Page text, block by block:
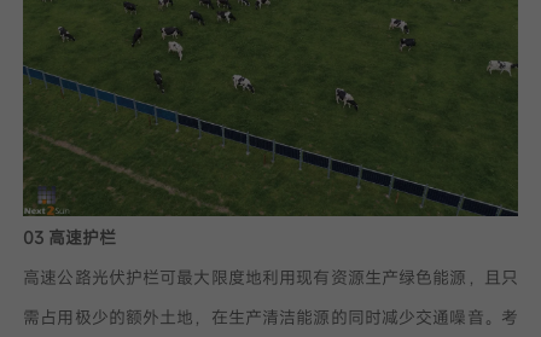
03 高速护栏
高速公路光伏护栏可最大限度地利用现有资源生产绿色能源，且只
需占用极少的额外土地，在生产清洁能源的同时减少交通噪音。考